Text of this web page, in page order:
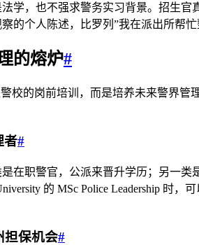
学，也不强求警务实习背景。招生
的个人陈述，比罗列”我在派出所帮忙
的熔炉#
警校的岗前培训，而是培养未来警
者#
在职警官，公派来晋升学历；另一
的 MSc Police Leadership 时
担保机会#